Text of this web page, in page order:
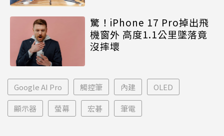
驚！iPhone 17 Pro掉出飛
機窗外 高度1.1公里墜落竟
沒摔壞
Google AI Pro 觸控筆 內建 OLED
顯示器 螢幕 宏碁 筆電